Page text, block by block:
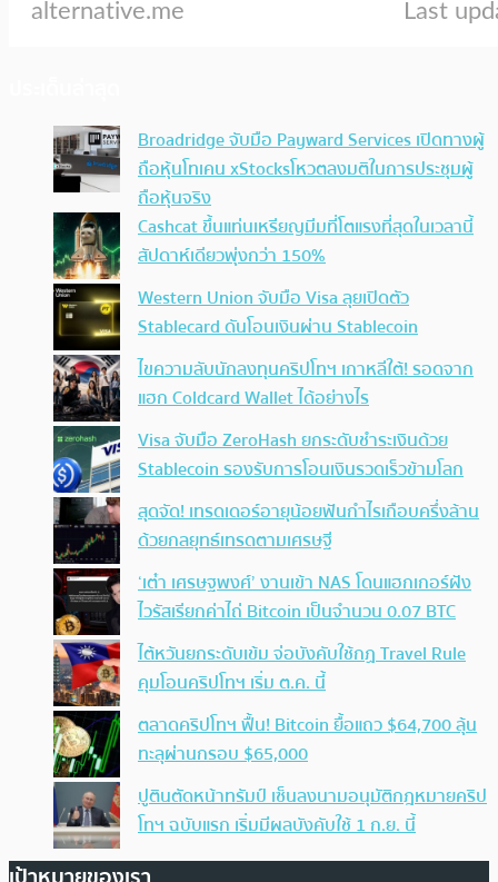
Broadridge จับมือ Payward Services เปิดทางผู้
ถือหุ้นโทเคน xStocksโหวตลงมติในการประชุมผู้
ถือหุ้นจริง
Cashcat ขึ้นแท่นเหรียญมีมที่โตแรงที่สุดในเวลานี้
สัปดาห์เดียวพุ่งกว่า 150%
Western Union จับมือ Visa ลุยเปิดตัว
Stablecard ดันโอนเงินผ่าน Stablecoin
ไขความลับนักลงทุนคริปโทฯ เกาหลีใต้! รอดจาก
แฮก Coldcard Wallet ได้อย่างไร
Visa จับมือ ZeroHash ยกระดับชำระเงินด้วย
Stablecoin รองรับการโอนเงินรวดเร็วข้ามโลก
สุดจัด! เทรดเดอร์อายุน้อยฟันกำไรเกือบครึ่งล้าน
ด้วยกลยุทธ์เทรดตามเศรษฐี
‘เต๋า เศรษฐพงศ์’ งานเข้า NAS โดนแฮกเกอร์ฝัง
ไวรัสเรียกค่าไถ่ Bitcoin เป็นจำนวน 0.07 BTC
ไต้หวันยกระดับเข้ม จ่อบังคับใช้กฏ Travel Rule
คุมโอนคริปโทฯ เริ่ม ต.ค. นี้
ตลาดคริปโทฯ ฟื้น! Bitcoin ยื้อแถว $64,700 ลุ้น
ทะลุผ่านกรอบ $65,000
ปูตินตัดหน้าทรัมป์ เซ็นลงนามอนุมัติกฎหมายคริป
โทฯ ฉบับแรก เริ่มมีผลบังคับใช้ 1 ก.ย. นี้